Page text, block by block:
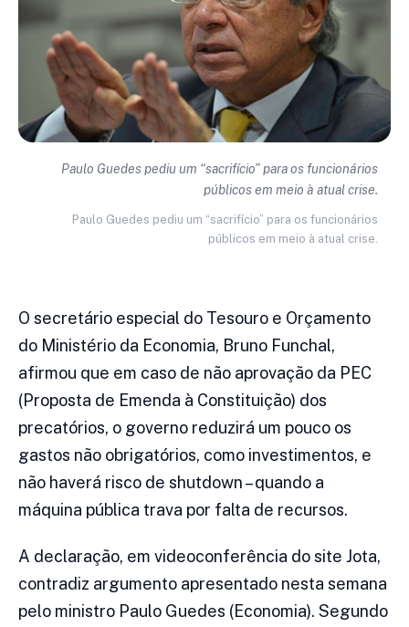
Paulo Guedes pediu um “sacrifício” para os funcionários
públicos em meio à atual crise.
Paulo Guedes pediu um “sacrifício” para os funcionários
públicos em meio à atual crise.
O secretário especial do Tesouro e Orçamento
do Ministério da Economia, Bruno Funchal,
afirmou que em caso de não aprovação da PEC
(Proposta de Emenda à Constituição) dos
precatórios, o governo reduzirá um pouco os
gastos não obrigatórios, como investimentos, e
não haverá risco de shutdown – quando a
máquina pública trava por falta de recursos.
A declaração, em videoconferência do site Jota,
contradiz argumento apresentado nesta semana
pelo ministro Paulo Guedes (Economia). Segundo